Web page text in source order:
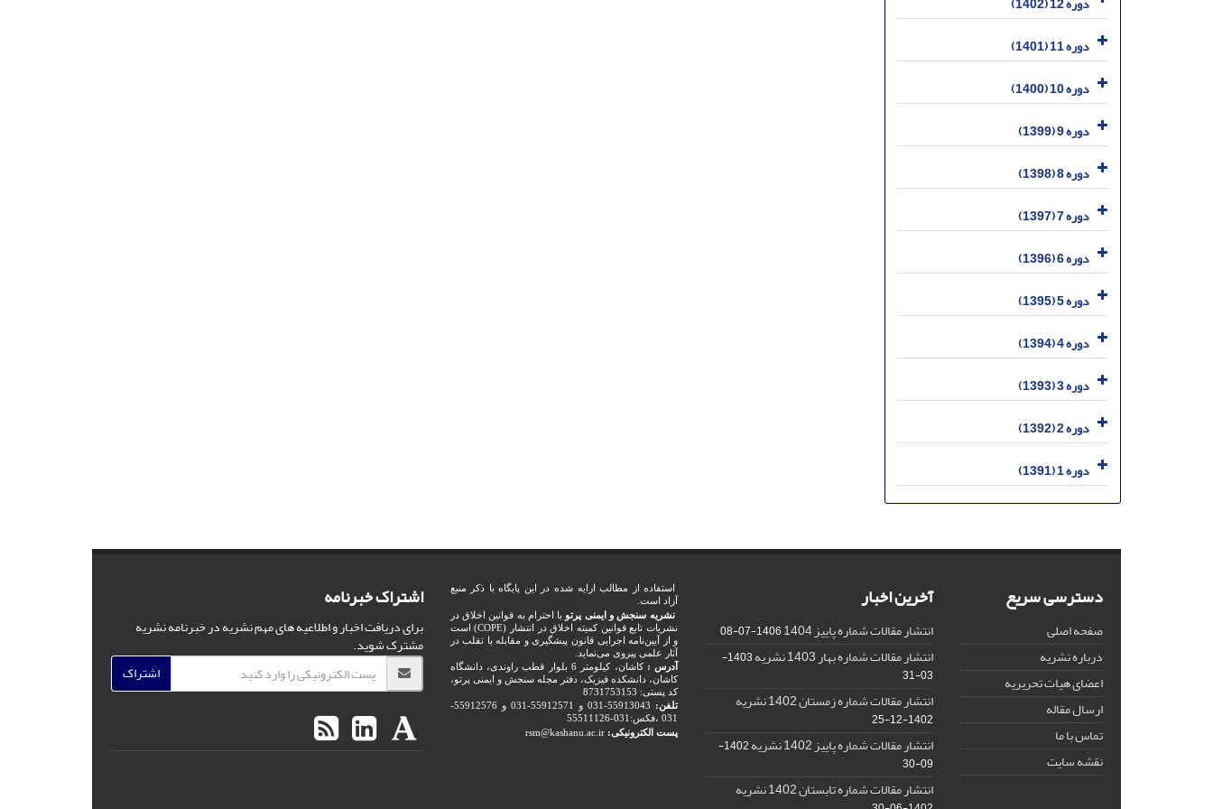
دوره 11 (1401)
دوره 10 (1400)
دوره 9 (1399)
دوره 8 (1398)
دوره 7 (1397)
دوره 6 (1396)
دوره 5 (1395)
دوره 4 (1394)
دوره 3 (1393)
دوره 2 (1392)
دوره 1 (1391)
دسترسی سریع
صفحه اصلی
درباره نشریه
اعضای هیات تحریریه
ارسال مقاله
تماس با ما
نقشه سایت
آخرین اخبار
انتشار مقالات شماره پاییز 1404 1406-07-08
انتشار مقالات شماره بهار 1403 نشریه
1403-
03-31
انتشار مقالات شماره زمستان 1402 نشریه
1402-12-25
انتشار مقالات شماره پاییز 1402 نشریه
1402-
09-30
انتشار مقالات شماره تابستان 1402 نشریه
استفاده از مطالب ارایه شده در این پایگاه با ذکر منبع
آزاد است.
نشریه سنجش و ایمنی پرتو با احترام به قوانین اخلاق در
نشریات تابع قوانین کمیته اخلاق در انتشار (COPE) است
و از آیین‌نامه اجرایی قانون پیشگیری و مقابله با تقلب در
آثار علمی پیروی می‌نماید.
آدرس :
کاشان، کیلومتر 6 بلوار قطب راوندی، دانشگاه
کاشان، دانشکده فیزیک، دفتر مجله سنجش و ایمنی پرتو،
کد پستی: 8731753153
تلفن:
55913043-031 و 55912571-031 و 55912576-
031 ،فکس:031-55511126
پست الکترونیکی: rsm@kashanu.ac.ir
اشتراک خبرنامه
برای دریافت اخبار و اطلاعیه های مهم نشریه در خبرنامه نشریه
مشترک شوید.
اشتراک